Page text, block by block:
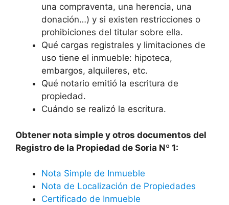
una compraventa, una herencia, una
donación…) y si existen restricciones o
prohibiciones del titular sobre ella.
Qué cargas registrales y limitaciones de
uso tiene el inmueble: hipoteca,
embargos, alquileres, etc.
Qué notario emitió la escritura de
propiedad.
Cuándo se realizó la escritura.
Obtener nota simple y otros documentos del
Registro de la Propiedad de Soria Nº 1:
Nota Simple de Inmueble
Nota de Localización de Propiedades
Certificado de Inmueble